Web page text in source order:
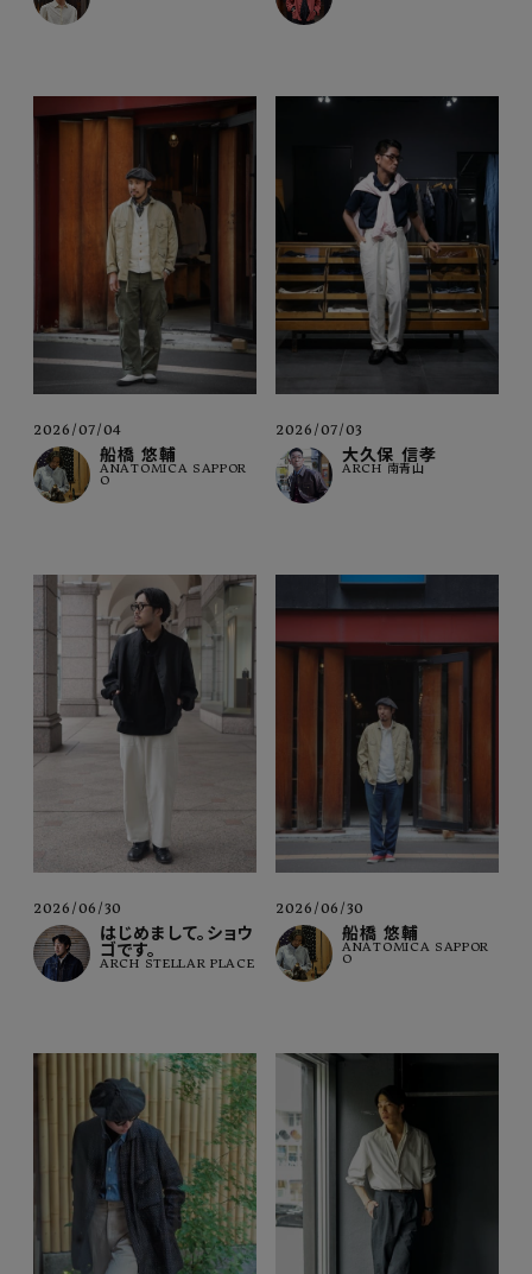
2026/07/04
船橋 悠輔
ANATOMICA SAPPOR
O
2026/07/03
大久保 信孝
ARCH 南青山
2026/06/30
はじめまして。ショウ
ゴです。
ARCH STELLAR PLACE
2026/06/30
船橋 悠輔
ANATOMICA SAPPOR
O